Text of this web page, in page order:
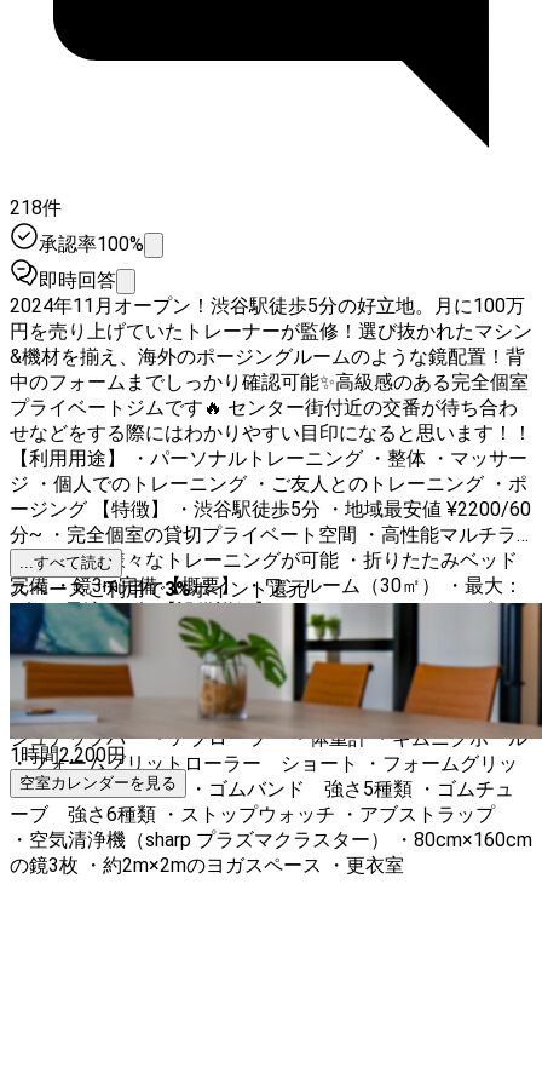
218件
承認率100%
即時回答
2024年11月オープン！渋谷駅徒歩5分の好立地。月に100万
円を売り上げていたトレーナーが監修！選び抜かれたマシン
&機材を揃え、海外のポージングルームのような鏡配置！背
中のフォームまでしっかり確認可能✨高級感のある完全個室
プライベートジムです🔥 センター街付近の交番が待ち合わ
せなどをする際にはわかりやすい目印になると思います！！
【利用用途】 ・パーソナルトレーニング ・整体 ・マッサー
ジ ・個人でのトレーニング ・ご友人とのトレーニング ・ポ
ージング 【特徴】 ・渋谷駅徒歩5分 ・地域最安値 ¥2200/60
分~ ・完全個室の貸切プライベート空間 ・高性能マルチラ
ックにより様々なトレーニングが可能 ・折りたたみベッド
完備 ・鏡3m完備 【概要】 ・ワンルーム（30㎡） ・最大：
4名 ・最適：2名 【設備詳細】 ・5in1マルチラック ・プレー
ト220kg ・ラットプルアタッチメント5種類 ・プーリーハン
ドルダブルロウハンドルVバー ・オリンピックバー 20kg
・EZバー ・可変式ダンベル 4~24kgに可変式 ・可変式ケ
トルベル 3.6~18kg ・ヨガマット ・折り畳みベッド ・プッ
シュアップバー ・アブローラー ・体重計 ・ギムニクボール
・フォームグリットローラー ショート ・フォームグリッ
トローラー ロング ・ゴムバンド 強さ5種類 ・ゴムチュ
ーブ 強さ6種類 ・ストップウォッチ ・アブストラップ
・空気清浄機（sharp プラズマクラスター） ・80cm×160cm
の鏡3枚 ・約2m×2mのヨガスペース ・更衣室
...すべて読む
スペースご利用で3%ポイント還元
1時間2,200円
空室カレンダーを見る